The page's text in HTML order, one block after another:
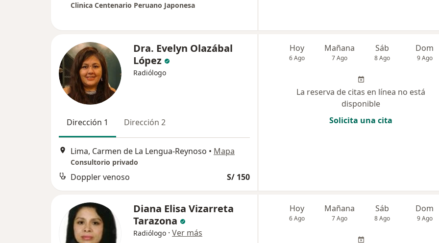
Clinica Centenario Peruano Japonesa
Dra. Evelyn Olazábal
López
Radiólogo
Dirección 1 Dirección 2
Lima, Carmen de La Lengua-Reynoso • Mapa
Consultorio privado
Doppler venoso S/ 150
Hoy
6 Ago
Mañana
7 Ago
Sáb
8 Ago
Dom
9 Ago
La reserva de citas en línea no está
disponible
Solicita una cita
Diana Elisa Vizarreta
Tarazona
Radiólogo · Ver más
Hoy
6 Ago
Mañana
7 Ago
Sáb
8 Ago
Dom
9 Ago